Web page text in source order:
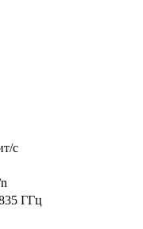
с
ГГц